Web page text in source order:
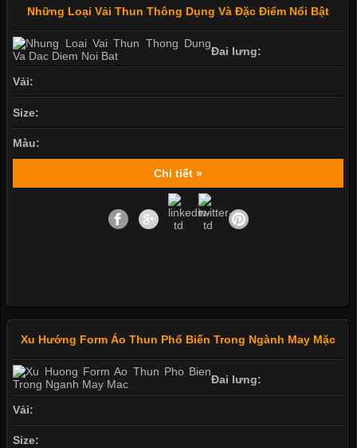
Những Loại Vải Thun Thông Dụng Và Đặc Điểm Nổi Bật
Đai lưng:
Vải:
Size:
Màu:
Chi tiết »
Xu Hướng Form Áo Thun Phổ Biến Trong Ngành May Mặc
Đai lưng:
Vải:
Size: